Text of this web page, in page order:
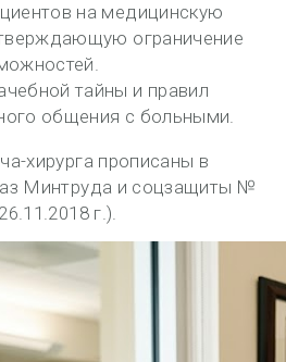
на медицинскую
ограничение
тайны и правил
общения с больными.
хирурга прописаны в
Минтруда и соцзащиты №
г.).